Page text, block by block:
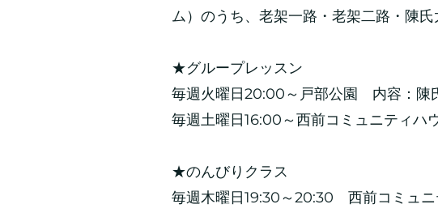
ム）のうち、老架一路・老架二路・陳氏
★グループレッスン
毎週火曜日20:00～戸部公園 内容：陳
毎週土曜日16:00～西前コミュニティ
★のんびりクラス
毎週木曜日19:30～20:30 西前コミュ